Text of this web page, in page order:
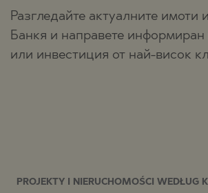
Разгледайте актуалните имоти
Банкя и направете
или инвестиция от най-висок
PROJEKTY I NIERUCHOMOŚCI WEDŁUG